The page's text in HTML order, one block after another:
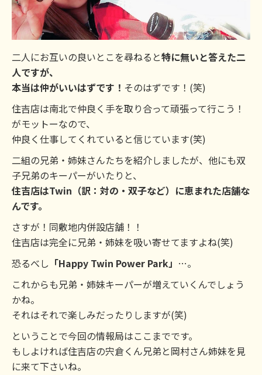
二人にお互いの良いとこを尋ねると特に無いと答えた二
人ですが、
本当は仲がいいはずです！ そのはずです！(笑)
住吉店は南北で仲良く手を取り合って頑張って行こう！
がモットーなので、
仲良く仕事してくれていると信じています(笑)
二組の兄弟・姉妹さんたちを紹介しましたが、他にも双
子兄弟のキーパーがいたりと、
住吉店はTwin（訳：対の・双子など）に恵まれた店舗な
んです。
さすが！同敷地内併設店舗！！
住吉店は完全に兄弟・姉妹を吸い寄せてますよね(笑)
恐るべし 「Happy Twin Power Park」 …。
これからも兄弟・姉妹キーパーが増えていくんでしょう
かね。
それはそれで楽しみだったりしますが(笑)
ということで今回の情報局はここまでです。
もしよければ住吉店の宍倉くん兄弟と岡村さん姉妹を見
に来て下さいね。